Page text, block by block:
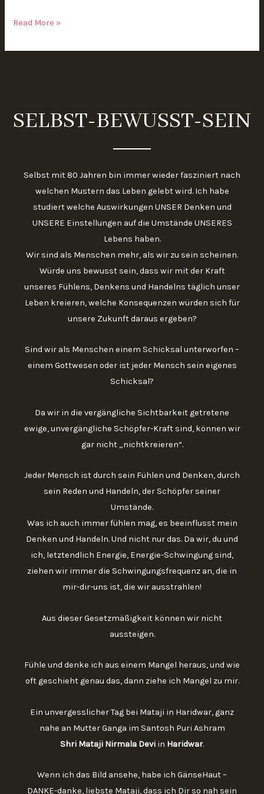
Read More »
SELBST-BEWUSST-SEIN
Selbst mit 80 Jahren bin immer wieder fasziniert nach
welchen Mustern das Leben gelebt wird. Ich habe
studiert welche Auswirkungen UNSER Denken und
UNSERE Einstellungen auf die Umstände UNSERES
Lebens haben.
Wir sind als Menschen mehr, als wir zu sein scheinen.
Würde uns bewusst sein, dass wir mit der Kraft
unseres Fühlens, Denkens und Handelns täglich unser
Leben kreieren, welche Konsequenzen würden sich für
unsere Zukunft daraus ergeben?
Sind wir als Menschen einem Schicksal unterworfen –
einem Gottwesen oder ist jeder Mensch sein eigenes
Schicksal?
Da wir in die vergängliche Sichtbarkeit getretene
ewige, unvergängliche Schöpfer-Kraft sind, können wir
gar nicht „nichtkreieren“.
Jeder Mensch ist durch sein Fühlen und Denken, durch
sein Reden und Handeln, der Schöpfer seiner
Umstände.
Was ich auch immer fühlen mag, es beeinflusst mein
Denken und Handeln. Und nicht nur das. Da wir, du und
ich, letztendlich Energie, Energie-Schwingung sind,
ziehen wir immer die Schwingungsfrequenz an, die in
mir-dir-uns ist, die wir ausstrahlen!
Aus dieser Gesetzmäßigkeit können wir nicht
aussteigen.
Fühle und denke ich aus einem Mangel heraus, und wie
oft geschieht genau das, dann ziehe ich Mangel zu mir.
Ein unvergesslicher Tag bei Mataji in Haridwar, ganz
nahe an Mutter Ganga im Santosh Puri Ashram
Shri Mataji Nirmala Devi in Haridwar.
Wenn ich das Bild ansehe, habe ich GänseHaut –
DANKE-danke, liebste Mataji, dass ich Dir so nah sein